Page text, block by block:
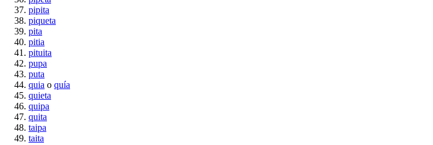
pipita
piqueta
pita
pitia
pituita
pupa
puta
quia o quía
quieta
quipa
quita
taipa
taita